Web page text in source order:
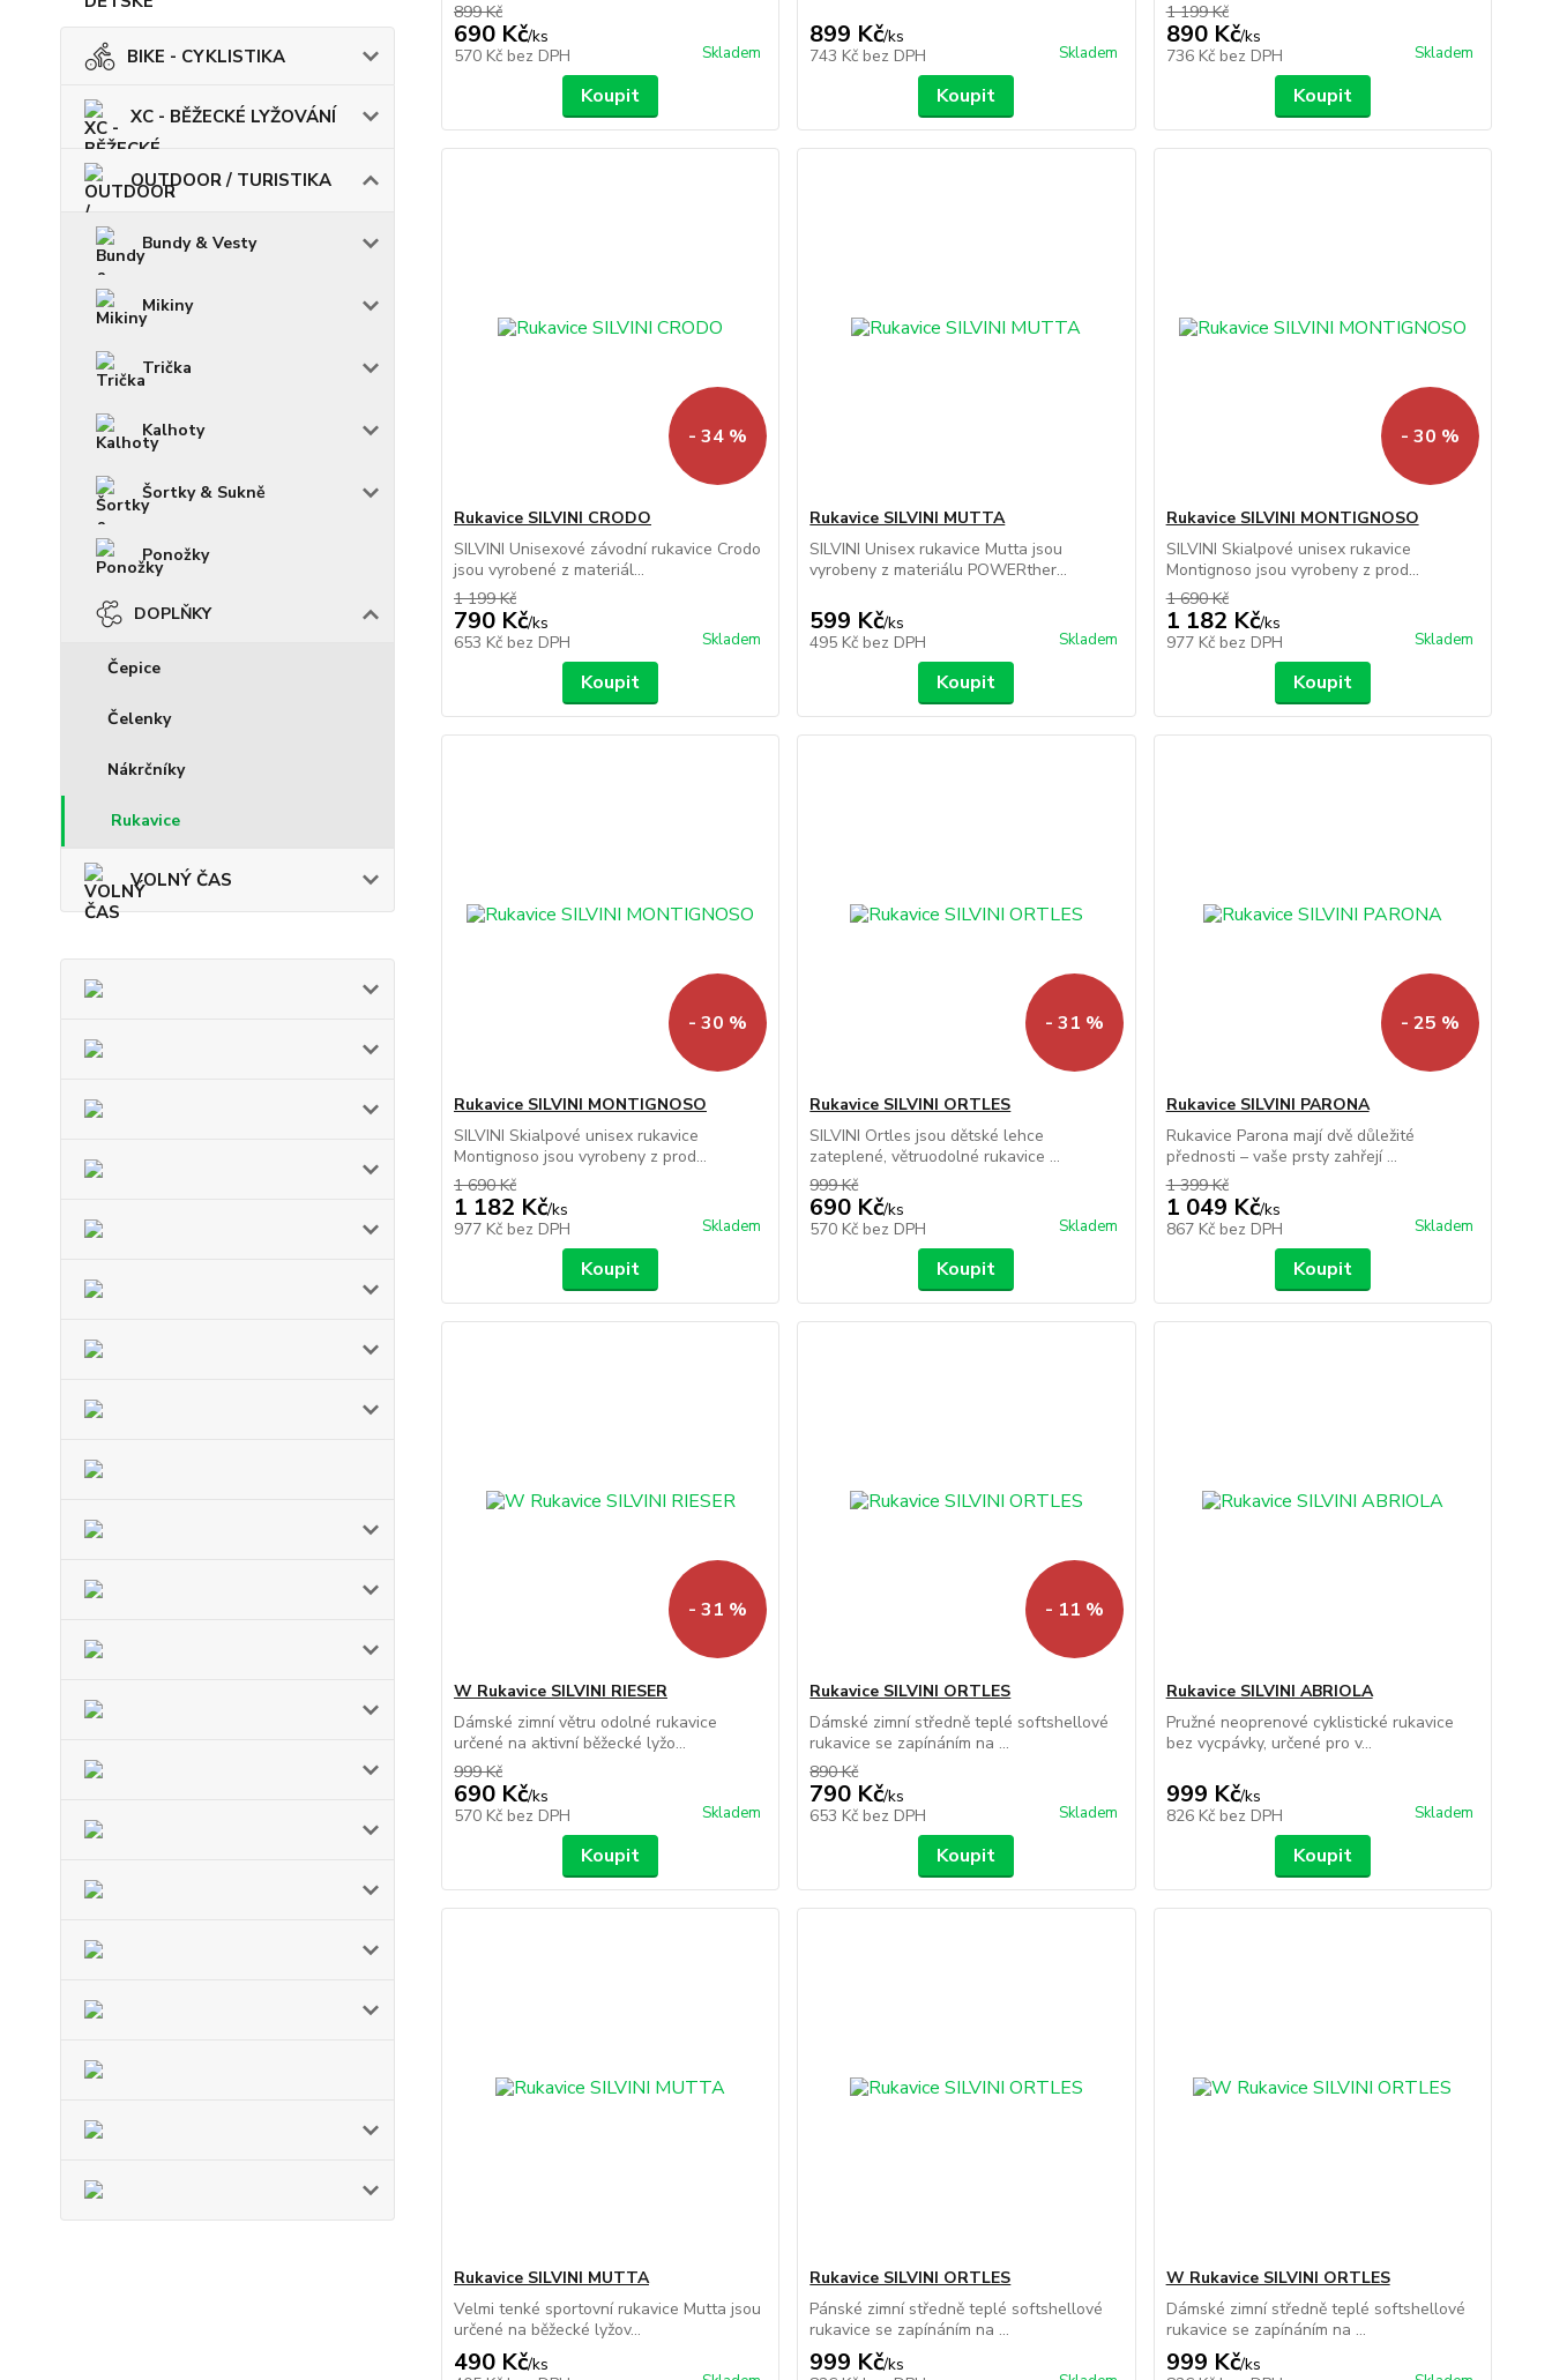
BIKE - CYKLISTIKA
XC - BĚŽECKÉ LYŽOVÁNÍ
OUTDOOR / TURISTIKA
Bundy & Vesty
Mikiny
Trička
Kalhoty
Šortky & Sukně
Ponožky
DOPLŇKY
Čepice
Čelenky
Nákrčníky
Rukavice
VOLNÝ ČAS
899 Kč
690 Kč/ks
570 Kč bez DPH Skladem
Koupit
899 Kč/ks
743 Kč bez DPH Skladem
Koupit
1 199 Kč
890 Kč/ks
736 Kč bez DPH Skladem
Koupit
- 34 %
Rukavice SILVINI CRODO
SILVINI Unisexové závodní rukavice Crodo
jsou vyrobené z materiál...
1 199 Kč
790 Kč/ks
653 Kč bez DPH Skladem
Koupit
Rukavice SILVINI MUTTA
SILVINI Unisex rukavice Mutta jsou
vyrobeny z materiálu POWERther...
599 Kč/ks
495 Kč bez DPH Skladem
Koupit
- 30 %
Rukavice SILVINI MONTIGNOSO
SILVINI Skialpové unisex rukavice
Montignoso jsou vyrobeny z prod...
1 690 Kč
1 182 Kč/ks
977 Kč bez DPH Skladem
Koupit
- 30 %
Rukavice SILVINI MONTIGNOSO
SILVINI Skialpové unisex rukavice
Montignoso jsou vyrobeny z prod...
1 690 Kč
1 182 Kč/ks
977 Kč bez DPH Skladem
Koupit
- 31 %
Rukavice SILVINI ORTLES
SILVINI Ortles jsou dětské lehce
zateplené, větruodolné rukavice ...
999 Kč
690 Kč/ks
570 Kč bez DPH Skladem
Koupit
- 25 %
Rukavice SILVINI PARONA
Rukavice Parona mají dvě důležité
přednosti – vaše prsty zahřejí ...
1 399 Kč
1 049 Kč/ks
867 Kč bez DPH Skladem
Koupit
- 31 %
W Rukavice SILVINI RIESER
Dámské zimní větru odolné rukavice
určené na aktivní běžecké lyžo...
999 Kč
690 Kč/ks
570 Kč bez DPH Skladem
Koupit
- 11 %
Rukavice SILVINI ORTLES
Dámské zimní středně teplé softshellové
rukavice se zapínáním na ...
890 Kč
790 Kč/ks
653 Kč bez DPH Skladem
Koupit
Rukavice SILVINI ABRIOLA
Pružné neoprenové cyklistické rukavice
bez vycpávky, určené pro v...
999 Kč/ks
826 Kč bez DPH Skladem
Koupit
Rukavice SILVINI MUTTA
Velmi tenké sportovní rukavice Mutta jsou
určené na běžecké lyžov...
490 Kč/ks
Rukavice SILVINI ORTLES
Pánské zimní středně teplé softshellové
rukavice se zapínáním na ...
999 Kč/ks
W Rukavice SILVINI ORTLES
Dámské zimní středně teplé softshellové
rukavice se zapínáním na ...
999 Kč/ks